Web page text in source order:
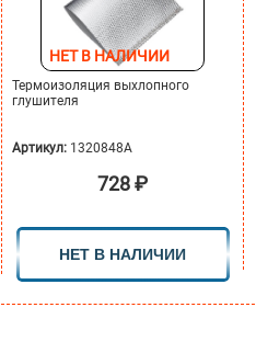
НЕТ В НАЛИЧИИ
Термоизоляция выхлопного
глушителя
Артикул: 1320848A
728₽
НЕТ В НАЛИЧИИ